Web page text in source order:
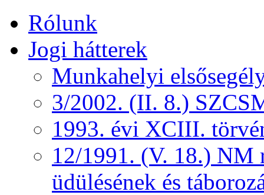
Rólunk
Jogi hátterek
Munkahelyi
3/2002. (II. 8.)
1993. évi XCIII.
12/1991. (V. 18.) NM
üdülésének és